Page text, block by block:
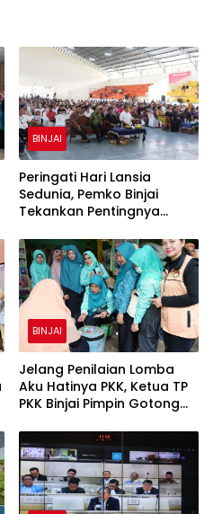
BINJAI
Peringati Hari Lansia
Sedunia, Pemko Binjai
Tekankan Pentingnya
Perhatian kepada Lansia
BINJAI
Jelang Penilaian Lomba
Aku Hatinya PKK, Ketua TP
PKK Binjai Pimpin Gotong
Bibit